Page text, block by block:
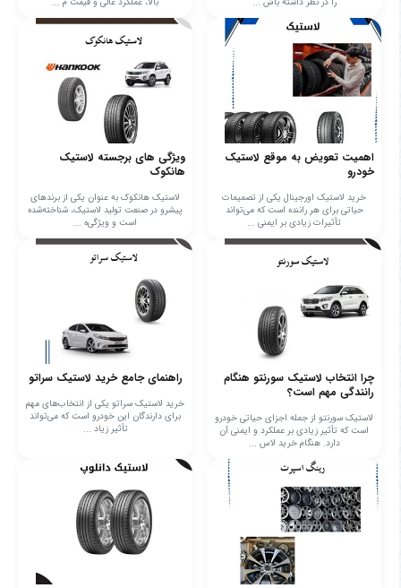
اهمیت تعویض به موقع لاستیک
خودرو
خرید لاستیک اورجینال یکی از تصمیمات
حیاتی برای هر راننده است که می‌تواند
تأثیرات زیادی بر ایمنی ...
ویژگی های برجسته لاستیک
هانکوک
لاستیک هانکوک به عنوان یکی از برندهای
پیشرو در صنعت تولید لاستیک، شناخته‌شده
است و ویژگی‌ه ...
چرا انتخاب لاستیک سورنتو هنگام
رانندگی مهم است؟
لاستیک سورنتو از جمله اجزای حیاتی خودرو
است که تأثیر زیادی بر عملکرد و ایمنی آن
دارد. هنگام خرید لاس ...
راهنمای جامع خرید لاستیک سراتو
خرید لاستیک سراتو یکی از انتخاب‌های مهم
برای دارندگان این خودرو است که می‌تواند
تأثیر زیاد ...